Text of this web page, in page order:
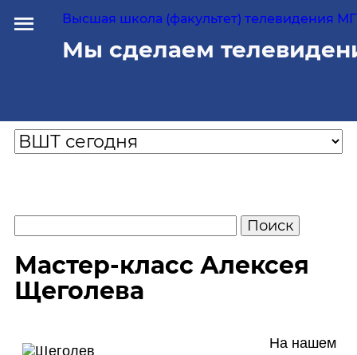
Высшая школа (факультет) телевидения
Мы сделаем
Мастер-класс Алексея
Щеголева
На нашем